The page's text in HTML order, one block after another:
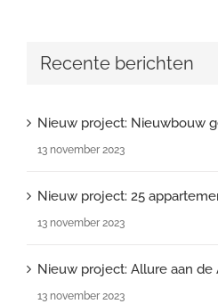
Recente berichten
Nieuw project: Nieuwbouw
13 november 2023
Nieuw project: 25
13 november 2023
Nieuw project: Allure aan de
13 november 2023